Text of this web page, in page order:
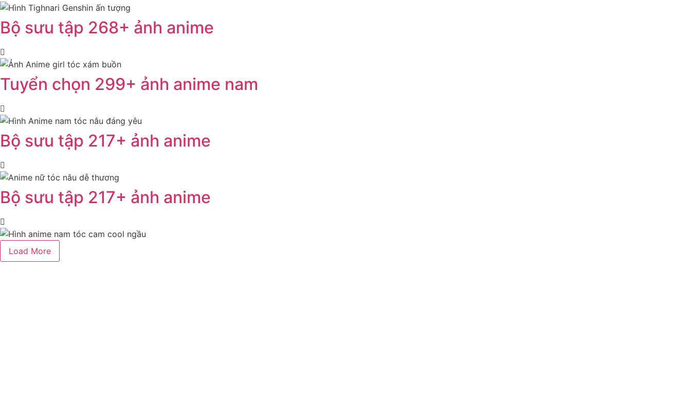
Bộ sưu tập 268+ ảnh anime
Tuyển chọn 299+ ảnh anime nam
Bộ sưu tập 217+ ảnh anime
Bộ sưu tập 217+ ảnh anime
Load More